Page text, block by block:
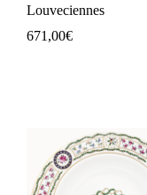
Louveciennes
671,00€